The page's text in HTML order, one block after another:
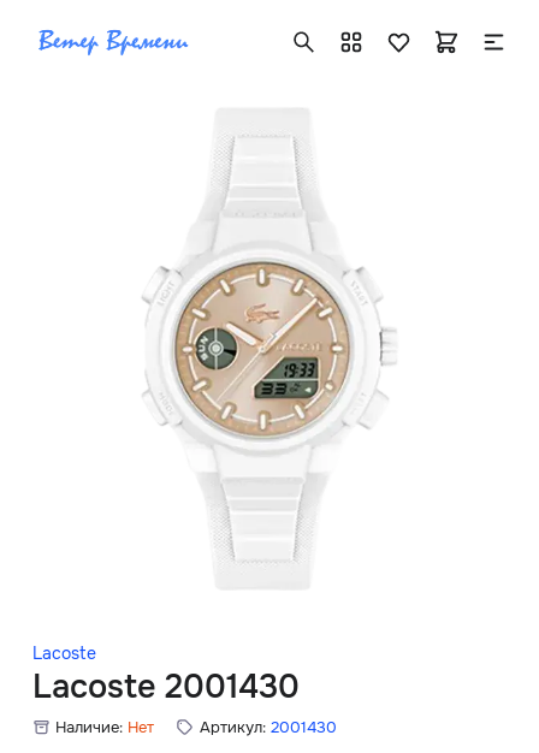
Lacoste
Lacoste 2001430
Наличие: Нет Артикул: 2001430
info@vetervremeni.kz
Авторизация
Каталог
Мужские часы
Женские часы
Главная